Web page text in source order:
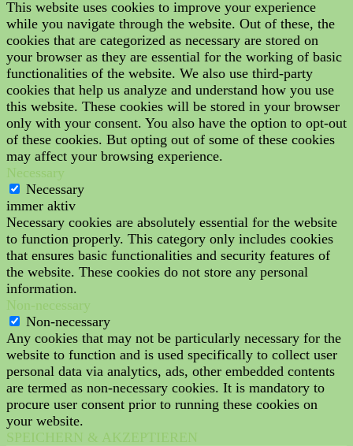
This website uses cookies to improve your experience
while you navigate through the website. Out of these, the
cookies that are categorized as necessary are stored on
your browser as they are essential for the working of basic
functionalities of the website. We also use third-party
cookies that help us analyze and understand how you use
this website. These cookies will be stored in your browser
only with your consent. You also have the option to opt-out
of these cookies. But opting out of some of these cookies
may affect your browsing experience.
Necessary
Necessary
immer aktiv
Necessary cookies are absolutely essential for the website
to function properly. This category only includes cookies
that ensures basic functionalities and security features of
the website. These cookies do not store any personal
information.
Non-necessary
Non-necessary
Any cookies that may not be particularly necessary for the
website to function and is used specifically to collect user
personal data via analytics, ads, other embedded contents
are termed as non-necessary cookies. It is mandatory to
procure user consent prior to running these cookies on
your website.
SPEICHERN & AKZEPTIEREN